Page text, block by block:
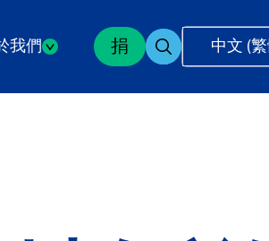
我們 捐 中文 (